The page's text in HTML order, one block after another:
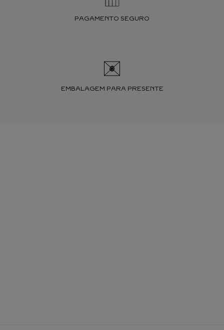
PAGAMENTO SEGURO
EMBALAGEM PARA PRESENTE